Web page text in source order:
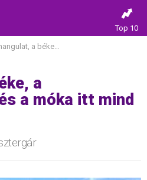
Top 10
a béke, a kikapcsolódás és a móka itt mind fellelhető
a
a móka itt mind